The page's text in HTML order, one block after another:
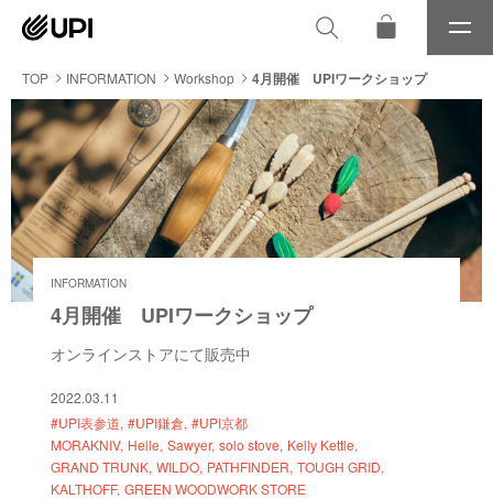
メ
ニ
ー
TOP INFORMATION Workshop 4月開催 UPIワークショップ
INFORMATION
4月開催 UPIワークショップ
オンラインストアにて販売中
2022.03.11
#UPI表参道 #UPI鎌倉 #UPI京都
MORAKNIV Helle Sawyer solo stove Kelly Kettle
GRAND TRUNK WILDO PATHFINDER TOUGH GRID
KALTHOFF GREEN WOODWORK STORE